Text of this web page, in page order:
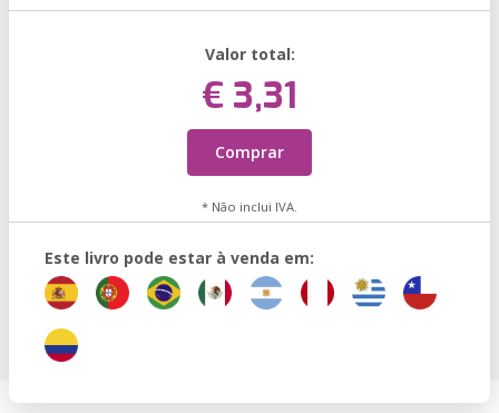
Valor total:
€ 3,31
Comprar
* Não inclui IVA.
Este livro pode estar à venda em: